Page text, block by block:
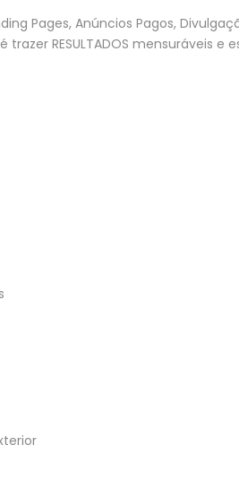
Pages, Anúncios Pagos,
RESULTADOS mensuráveis e